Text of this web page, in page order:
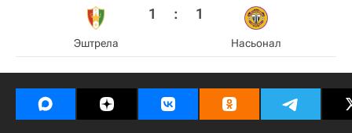
Эштрела
1 : 1
Насьонал